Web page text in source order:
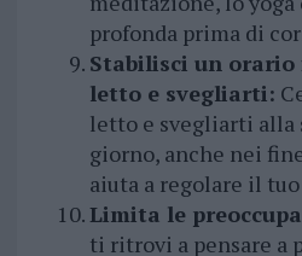
profonda prima di
Stabilisci un orario
letto e svegliarti:
letto e svegliarti alla
giorno, anche nei
aiuta a regolare il
Limita le
ti ritrovi a pensare a